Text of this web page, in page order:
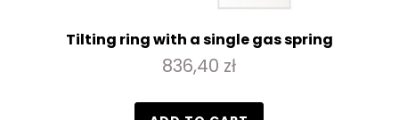
Tilting ring with a single gas spring
836,40 zł